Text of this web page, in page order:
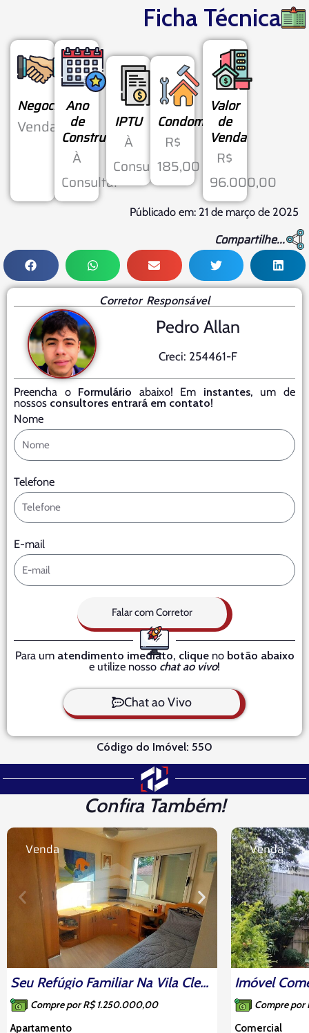
Ficha Técnica
Negociação
Venda
Ano
de
Construção
À
Consultar
IPTU
À
Consultar
Condomínio
R$
185,00
Valor
de
Venda
R$
96.000,00
Públicado em: 21 de março de 2025
Compartilhe...
Corretor Responsável
Pedro Allan
Creci: 254461-F
Preencha o Formulário abaixo! Em instantes, um de
nossos consultores entrará em contato!
Nome
Telefone
E-mail
Falar com Corretor
Para um atendimento imediato, clique no botão abaixo
e utilize nosso chat ao vivo!
Chat ao Vivo
Código do Imóvel: 550
Confira Também!
Seu Refúgio Familiar Na Vila Clementino: 3 Dorms (1 Suíte), Face Norte E Lazer Completo
Compre por R$ 1.250.000,00
Apartamento
Venda
Compre
Comercial
Venda